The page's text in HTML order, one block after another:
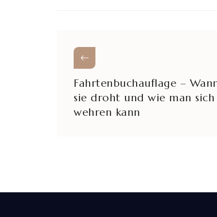
Fahrtenbuchauflage –
sie droht und wie man sich
wehren kann